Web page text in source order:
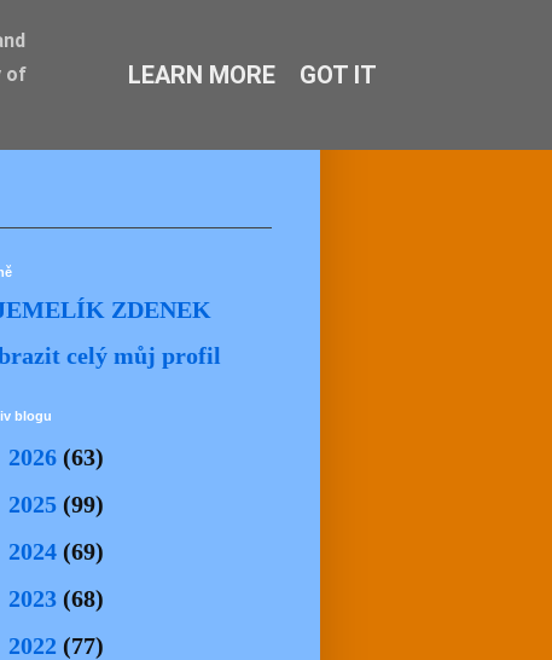
ZDENEK
celý můj profil
blogu
2026 (63)
2025 (99)
2024 (69)
2023 (68)
2022 (77)
of
LEARN MORE GOT IT